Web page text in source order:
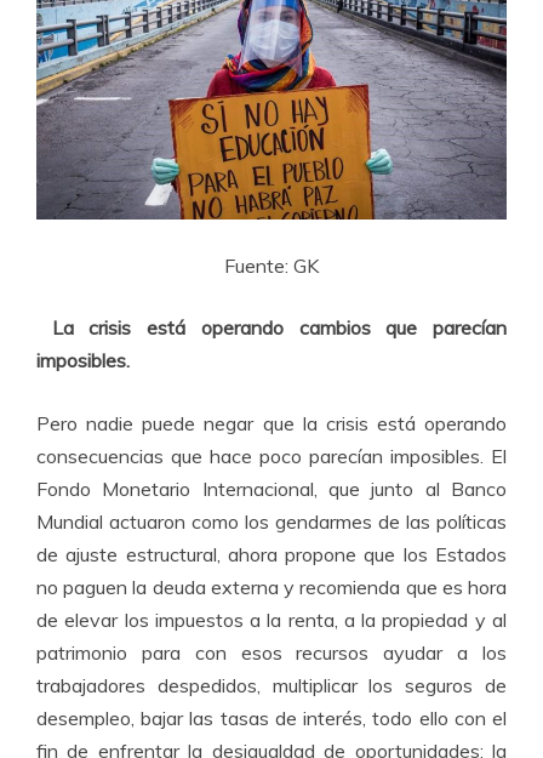
Fuente: GK
La crisis está operando cambios que parecían
imposibles.
Pero nadie puede negar que la crisis está operando
consecuencias que hace poco parecían imposibles. El
Fondo Monetario Internacional, que junto al Banco
Mundial actuaron como los gendarmes de las políticas
de ajuste estructural, ahora propone que los Estados
no paguen la deuda externa y recomienda que es hora
de elevar los impuestos a la renta, a la propiedad y al
patrimonio para con esos recursos ayudar a los
trabajadores despedidos, multiplicar los seguros de
desempleo, bajar las tasas de interés, todo ello con el
fin de enfrentar la desigualdad de oportunidades; la